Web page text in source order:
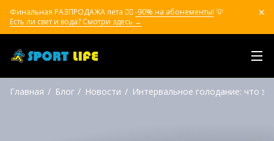
Финальная РАЗПРОДАЖА лета ❤️‍🔥 -90% на абонементы! 💡
Есть ли свет и вода? Смотри здесь →
Главная Блог Новости Интервальное голодание: что